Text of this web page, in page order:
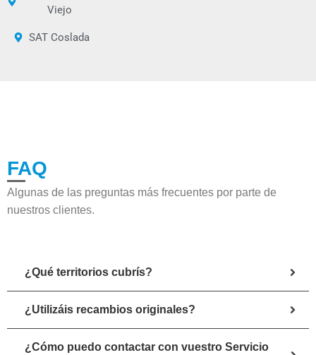
Viejo
SAT Coslada
FAQ
Algunas de las preguntas más frecuentes por parte de
nuestros clientes.
¿Qué territorios cubrís?
¿Utilizáis recambios originales?
¿Cómo puedo contactar con vuestro Servicio